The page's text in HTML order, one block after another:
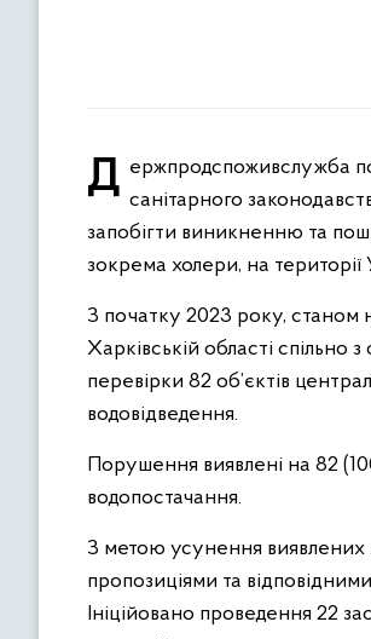
Держпродспоживслужба посилила державний санітарно-епідеміологічний нагляд за дотриманням вимог санітарного
запобігти виникненню та
зокрема холери, на території
З початку 2023 року, станом
Харківській області спільно
перевірки 82 об’єктів
водовідведення.
Порушення виявлені на 82
водопостачання.
З метою усунення виявлених
пропозиціями та
Ініційовано проведення 22